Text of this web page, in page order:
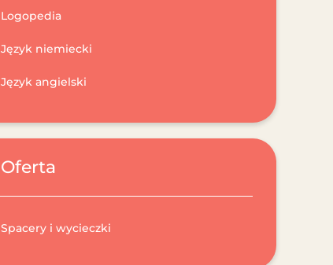
Logopedia
Język niemiecki
Język angielski
Oferta
Spacery i wycieczki